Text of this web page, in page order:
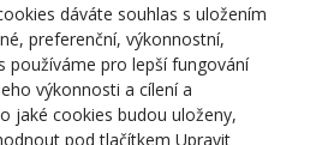
Webhosting
dáváte souhlas s uložením
preferenční, výkonnostní,
používáme pro lepší fungování
výkonnosti a cílení a
jaké cookies budou uloženy,
pod tlačítkem Upravit